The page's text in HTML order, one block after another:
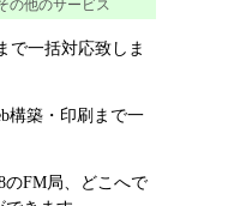
の他のサービス